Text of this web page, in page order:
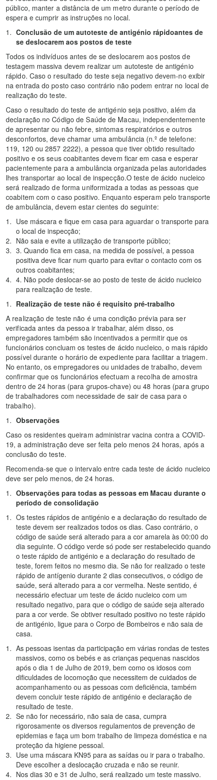
público, manter a distância de um metro durante o período de
espera e cumprir as instruções no local.
Conclusão de um autoteste de antigénio rápidoantes de
se deslocarem aos postos de teste
Todos os indivíduos antes de se deslocarem aos postos de
testagem massiva devem realizar um autoteste de antigénio
rápido. Caso o resultado do teste seja negativo devem-no exibir
na entrada do posto caso contrário não podem entrar no local de
realização do teste.
Caso o resultado do teste de antigénio seja positivo, além da
declaração no Código de Saúde de Macau, independentemente
de apresentar ou não febre, sintomas respiratórios e outros
desconfortos, deve chamar uma ambulância (n.º de telefone:
119, 120 ou 2857 2222), a pessoa que tiver obtido resultado
positivo e os seus coabitantes devem ficar em casa e esperar
pacientemente para a ambulância organizada pelas autoridades
lhes transportar ao local de inspecção.O teste de ácido nucleico
será realizado de forma uniformizada a todas as pessoas que
coabitem com o caso positivo. Enquanto esperam pelo transporte
de ambulância, devem estar cientes do seguinte:
Use máscara e fique em casa para aguardar o transporte para
o local de inspecção;
Não saia e evite a utilização de transporte público;
3. Quando fica em casa, na medida de possível, a pessoa
positiva deve ficar num quarto para evitar o contacto com os
outros coabitantes;
4. Não pode deslocar-se ao posto de teste de ácido nucleico
para realização de teste.
Realização de teste não é requisito pré-trabalho
A realização de teste não é uma condição prévia para ser
verificada antes da pessoa ir trabalhar, além disso, os
empregadores também são incentivados a permitir que os
funcionários concluam os testes de ácido nucleico, o mais rápido
possível durante o horário de expediente para facilitar a triagem.
No entanto, os empregadores ou unidades de trabalho, devem
confirmar que os funcionários efectuam a recolha de amostra
dentro de 24 horas (para grupos-chave) ou 48 horas (para grupo
de trabalhadores com necessidade de sair de casa para o
trabalho).
Observações
Caso os residentes queiram administrar vacina contra a COVID-
19, a administração deve ser feita pelo menos 24 horas, após a
conclusão do teste.
Recomenda-se que o intervalo entre cada teste de ácido nucleico
deve ser pelo menos, de 24 horas.
Observações para todas as pessoas em Macau durante o
período de consolidação
Os testes rápidos de antigénio e a declaração do resultado de
teste devem ser realizados todos os dias. Caso contrário, o
código de saúde será alterado para a cor amarela às 00:00 do
dia seguinte. O código verde só pode ser restabelecido quando
o teste rápido de antigénio e a declaração do resultado de
teste, forem feitos no mesmo dia. Se não for realizado o teste
rápido de antígenio durante 2 dias consecutivos, o código de
saúde, será alterado para a cor vermelha. Neste sentido, é
necessário efectuar um teste de ácido nucleico com um
resultado negativo, para que o código de saúde seja alterado
para a cor verde. Se obtiver resultado positivo no teste rápido
de antigénio, ligue para o Corpo de Bombeiros e não saia de
casa.
As pessoas isentas da participação em várias rondas de testes
massivos, como os bebés e as crianças pequenas nascidos
após o dia 1 de Julho de 2019, bem como os idosos com
dificuldades de locomoção que necessitem de cuidados de
acompanhamento ou as pessoas com deficiência, também
devem concluir teste rápido de antigénio e declaração de
resultado de teste.
Se não for necessário, não saia de casa, cumpra
rigorosamente os diversos regulamentos de prevenção de
epidemias e faça um bom trabalho de limpeza doméstica e na
proteção da higiene pessoal.
Use uma máscara KN95 para as saídas ou ir para o trabalho.
Deve escolher a deslocação cruzada e não se reunir.
Nos dias 30 e 31 de Julho, será realizado um teste massivo.